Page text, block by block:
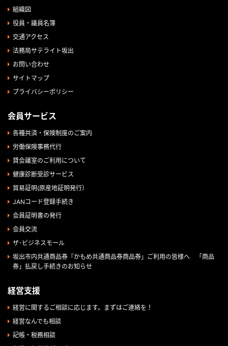
組織図
役員・議員名簿
交通アクセス
法務局サテライト坂出
お問い合わせ
サイトマップ
プライバシーポリシー
会員サービス
各種共済・保険制度のご案内
労働保険事務代行
貸会議室のご利用について
健康診断受診サービス
貿易証明(原産地証明発行）
JANコード登録手続き
会員証明書の発行
会員交流
ザ･ビジネスモール
坂出市内共通商品券『かもめ共通商品券商品券」ご利用の皆様へ 「商品
券」払戻し手続きのお知らせ
経営支援
経営に関するご相談に応じます。まずはご連絡を！
経営なんでも相談
記帳・税務相談